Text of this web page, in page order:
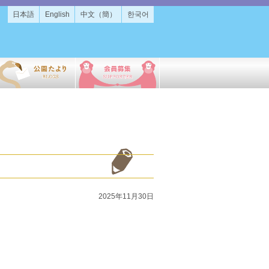
日本語 English 中文（簡） 한국어
2025年11月30日